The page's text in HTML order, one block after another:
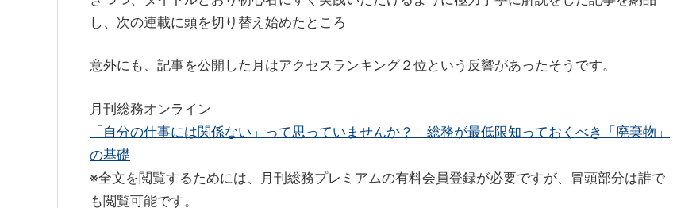
し、次の連載に頭を切り替え始めたところ
意外にも、記事を公開した月はアクセスランキング２位という反響があったそうです。
月刊総務オンライン
「自分の仕事には関係ない」って思っていませんか？ 総務が最低限知っておくべき「廃棄物」
の基礎
※全文を閲覧するためには、月刊総務プレミアムの有料会員登録が必要ですが、冒頭部分は誰で
も閲覧可能です。